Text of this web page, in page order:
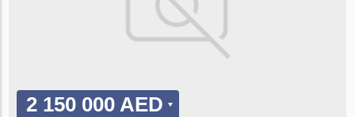
2 150 000 AED